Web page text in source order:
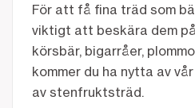
För att få fina träd som
viktigt att beskära dem
körsbär, bigarråer,
kommer du ha nytta av
av stenfruktsträd.